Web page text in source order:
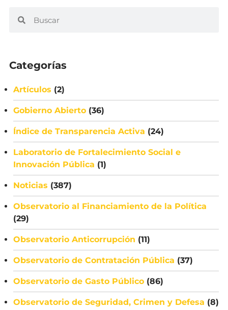
Categorías
Artículos (2)
Gobierno Abierto (36)
Índice de Transparencia Activa (24)
Laboratorio de Fortalecimiento Social e
Innovación Pública (1)
Noticias (387)
Observatorio al Financiamiento de la Política
(29)
Observatorio Anticorrupción (11)
Observatorio de Contratación Pública (37)
Observatorio de Gasto Público (86)
Observatorio de Seguridad, Crimen y Defesa (8)